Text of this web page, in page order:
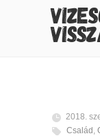
2018.
Család,